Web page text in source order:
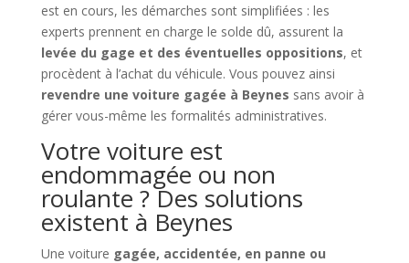
est en cours, les démarches sont simplifiées : les
experts prennent en charge le solde dû, assurent la
levée du gage et des éventuelles oppositions, et
procèdent à l’achat du véhicule. Vous pouvez ainsi
revendre une voiture gagée à Beynes sans avoir à
gérer vous-même les formalités administratives.
Votre voiture est
endommagée ou non
roulante ? Des solutions
existent à Beynes
Une voiture gagée, accidentée, en panne ou